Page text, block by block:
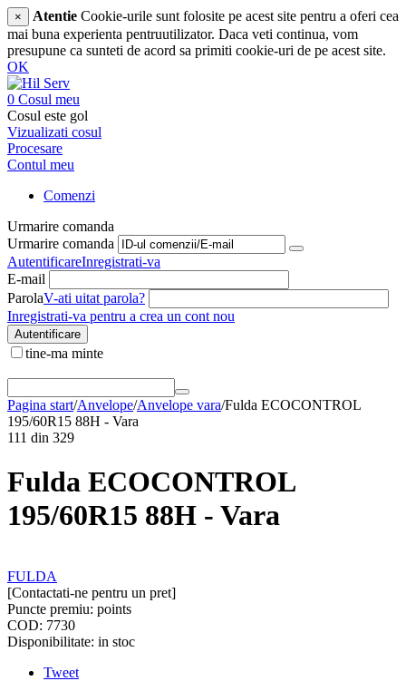
× Atentie Cookie-urile sunt folosite pe acest site pentru a oferi cea
mai buna experienta pentruutilizator. Daca veti continua, vom
presupune ca sunteti de acord sa primiti cookie-uri de pe acest site.
OK
0 Cosul meu
Cosul este gol
Vizualizati cosul
Procesare
Contul meu
Comenzi
Urmarire comanda
Urmarire comanda
AutentificareInregistrati-va
E-mail
ParolaV-ati uitat parola?
Inregistrati-va pentru a crea un cont nou
Autentificare
tine-ma minte
Pagina start/Anvelope/Anvelope vara/Fulda ECOCONTROL
195/60R15 88H - Vara
111 din 329
Fulda ECOCONTROL
195/60R15 88H - Vara
FULDA
[Contactati-ne pentru un pret]
Puncte premiu: points
COD: 7730
Disponibilitate: in stoc
Tweet